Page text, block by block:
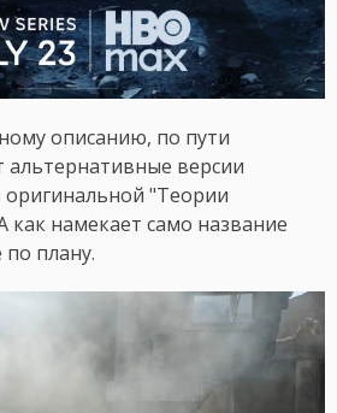
описанию, по пути
альтернативные версии
оригинальной "Теории
как намекает само название
плану.